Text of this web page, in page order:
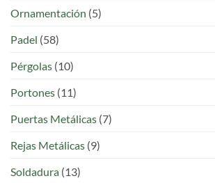
Ornamentación (5)
Padel (58)
Pérgolas (10)
Portones (11)
Puertas Metálicas (7)
Rejas Metálicas (9)
Soldadura (13)